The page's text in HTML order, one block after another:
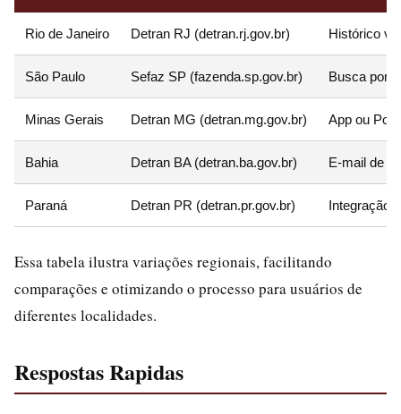
Rio de Janeiro Detran RJ (detran.rj.gov.br) Histórico
São Paulo Sefaz SP (fazenda.sp.gov.br) Busca por
Minas Gerais Detran MG (detran.mg.gov.br) App ou
Bahia Detran BA (detran.ba.gov.br) E-mail de
Paraná Detran PR (detran.pr.gov.br) Integração
Essa tabela ilustra variações regionais, facilitando
comparações e otimizando o processo para usuários de
diferentes localidades.
Respostas Rapidas